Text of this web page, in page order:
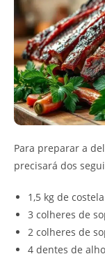
Para preparar a
precisará dos
1,5 kg de
3 colheres de
2 colheres de
4 dentes de